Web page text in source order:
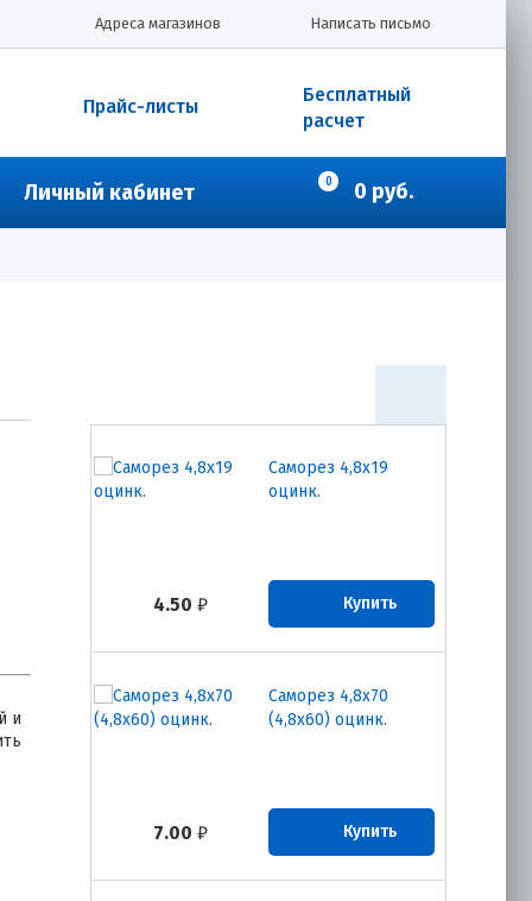
Написать письмо
Адреса магазинов
Бесплатный
расчет
Прайс-листы
Личный кабинет 0 0 руб.
и
4.50 ₽
Саморез 4,8х19
оцинк.
Купить
7.00 ₽
Саморез 4,8х70
(4,8х60) оцинк.
Купить